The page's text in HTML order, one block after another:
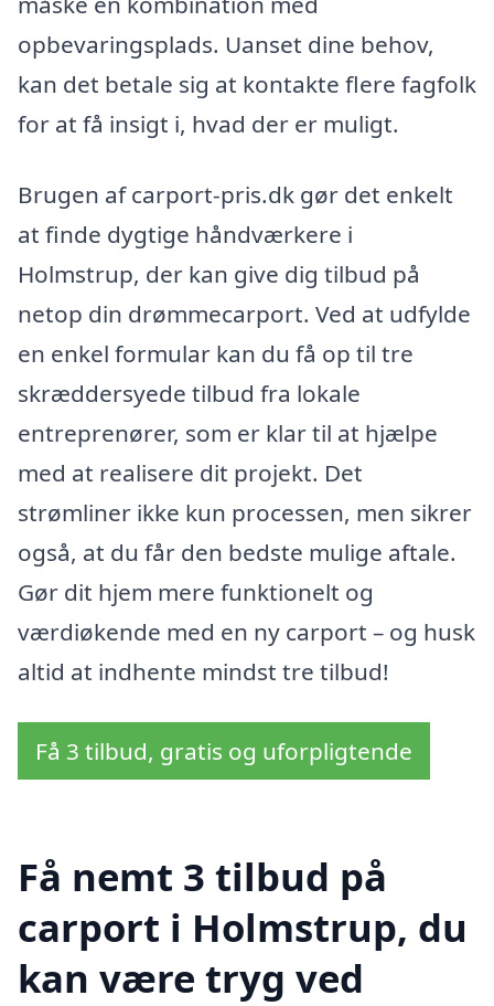
opbevaringsplads. Uanset dine behov,
kan det betale sig at kontakte flere fagfolk
for at få insigt i, hvad der er muligt.
Brugen af carport-pris.dk gør det enkelt
at finde dygtige håndværkere i
Holmstrup, der kan give dig tilbud på
netop din drømmecarport. Ved at udfylde
en enkel formular kan du få op til tre
skræddersyede tilbud fra lokale
entreprenører, som er klar til at hjælpe
med at realisere dit projekt. Det
strømliner ikke kun processen, men sikrer
også, at du får den bedste mulige aftale.
Gør dit hjem mere funktionelt og
værdiøkende med en ny carport – og husk
altid at indhente mindst tre tilbud!
Få 3 tilbud, gratis og uforpligtende
Få nemt 3 tilbud på
carport i Holmstrup, du
kan være tryg ved